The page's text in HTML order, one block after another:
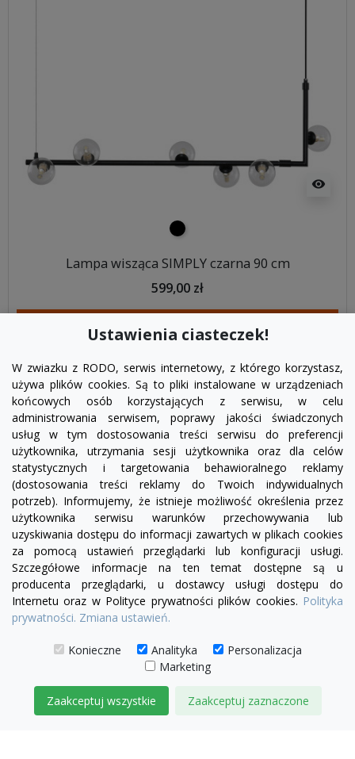
visibility
czarny
Lampa wisząca SIMPLY czarna 90 cm
599,00 zł
FacebookYouTubePinterest
Ustawienia ciasteczek!
W zwiazku z RODO, serwis internetowy, z którego korzystasz,
używa plików cookies. Są to pliki instalowane w urządzeniach
końcowych osób korzystających z serwisu, w celu
administrowania serwisem, poprawy jakości świadczonych
usług w tym dostosowania treści serwisu do preferencji
użytkownika, utrzymania sesji użytkownika oraz dla celów
statystycznych i targetowania behawioralnego reklamy
(dostosowania treści reklamy do Twoich indywidualnych
potrzeb). Informujemy, że istnieje możliwość określenia przez
użytkownika serwisu warunków przechowywania lub
uzyskiwania dostępu do informacji zawartych w plikach cookies
za pomocą ustawień przeglądarki lub konfiguracji usługi.
Szczegółowe informacje na ten temat dostępne są u
producenta przeglądarki, u dostawcy usługi dostępu do
Internetu oraz w Polityce prywatności plików cookies. Polityka
prywatności. Zmiana ustawień.
Konieczne Analityka
Personalizacja
Marketing
Zaakceptuj wszystkie Zaakceptuj zaznaczone
PRODUKTY

INFORMACJE
